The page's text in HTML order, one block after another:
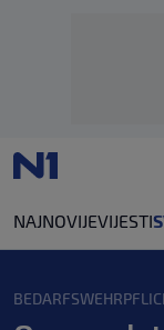
NAJNOVIJEVIJESTI